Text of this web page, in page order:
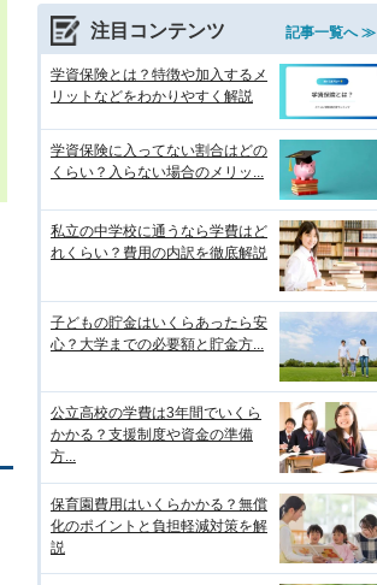
注目コンテンツ 記事一覧へ ≫
学資保険とは？特徴や加入するメ
リットなどをわかりやすく解説
学資保険に入ってない割合はどの
くらい？入らない場合のメリッ...
私立の中学校に通うなら学費はど
れくらい？費用の内訳を徹底解説
子どもの貯金はいくらあったら安
心？大学までの必要額と貯金方...
公立高校の学費は3年間でいくら
かかる？支援制度や資金の準備
方...
保育園費用はいくらかかる？無償
化のポイントと負担軽減対策を解
説